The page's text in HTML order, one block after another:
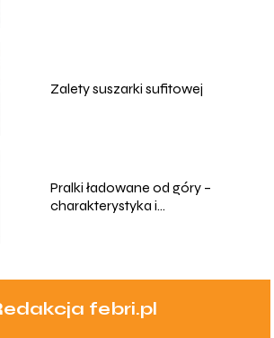
Zalety suszarki sufitowej
Pralki ładowane od góry –
charakterystyka i
febri.pl